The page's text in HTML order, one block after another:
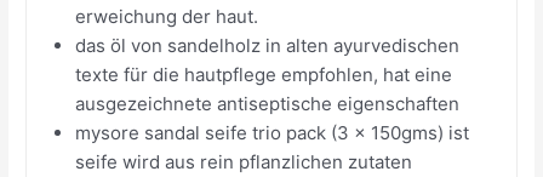
erweichung der haut.
das öl von sandelholz in alten ayurvedischen
texte für die hautpflege empfohlen, hat eine
ausgezeichnete antiseptische eigenschaften
mysore sandal seife trio pack (3 x 150gms) ist
seife wird aus rein pflanzlichen zutaten